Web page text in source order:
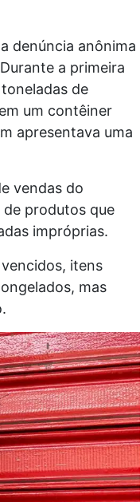
denúncia anônima
a primeira
de
um contêiner
apresentava uma
vendas do
produtos que
impróprias.
itens
mas